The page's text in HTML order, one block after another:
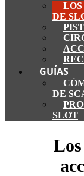
LOS
DE
GUÍAS
DE
SLOT